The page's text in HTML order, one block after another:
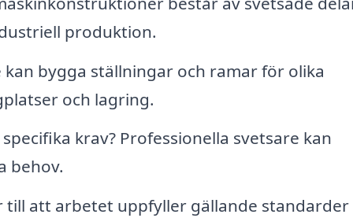
produktion.
bygga ställningar och ramar för olika
och lagring.
krav? Professionella svetsare kan
behov.
till att arbetet uppfyller gällande standarder